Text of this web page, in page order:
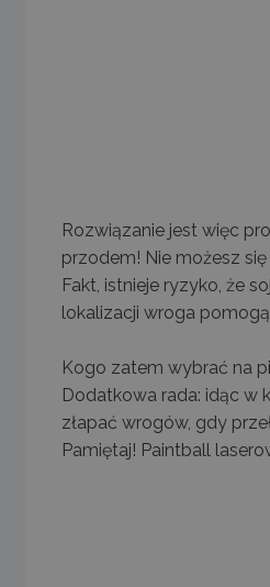
Rozwiązanie jest więc
przodem! Nie możesz
Fakt, istnieje ryzyko, że
lokalizacji wroga
Kogo zatem wybrać na
Dodatkowa rada: idąc w
złapać wrogów, gdy
Pamiętaj! Paintball